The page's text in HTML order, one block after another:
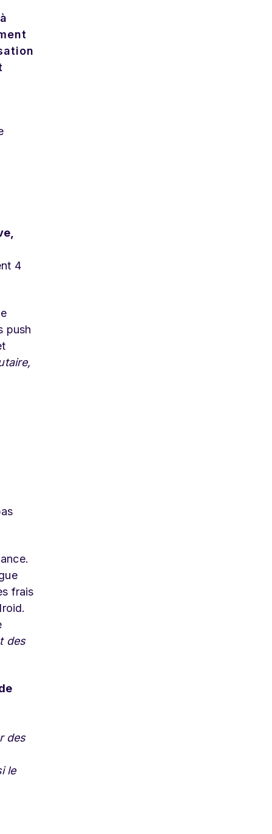
4
push
frais
des
des
le